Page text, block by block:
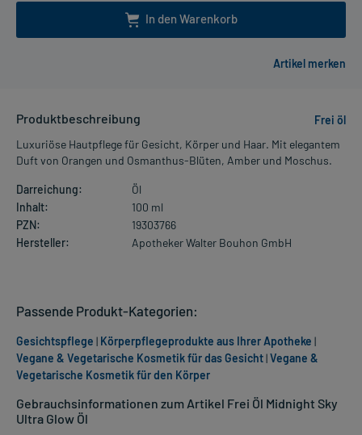
In den Warenkorb
Produktbeschreibung
Frei öl
Luxuriöse Hautpflege für Gesicht, Körper und Haar. Mit elegantem
Duft von Orangen und Osmanthus-Blüten, Amber und Moschus.
Darreichung:
Öl
Inhalt:
100 ml
PZN:
19303766
Hersteller:
Apotheker Walter Bouhon GmbH
Gebrauchsinformationen zum Artikel Frei Öl Midnight Sky
Ultra Glow Öl
Passende Produkt-Kategorien:
Gesichtspflege | Körperpflegeprodukte aus Ihrer Apotheke |
Vegane & Vegetarische Kosmetik für das Gesicht|Vegane &
Vegetarische Kosmetik für den Körper